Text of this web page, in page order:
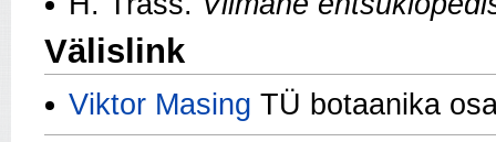
Välislink
Viktor Masing TÜ botaanika